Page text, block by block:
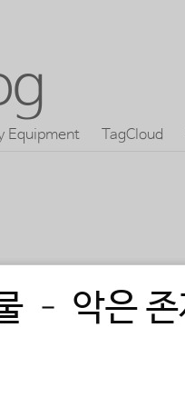
Equipment TagCloud
– 악은 존